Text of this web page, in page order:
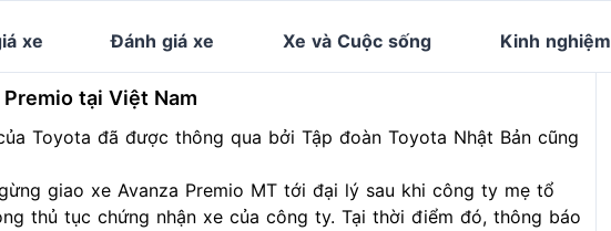
xe Đánh giá xe Xe và Cuộc sống Kinh nghiệm
tại Việt Nam
Toyota đã được thông qua bởi Tập đoàn Toyota Nhật Bản cũng
giao xe Avanza Premio MT tới đại lý sau khi công ty mẹ tổ
thủ tục chứng nhận xe của công ty. Tại thời điểm đó, thông báo